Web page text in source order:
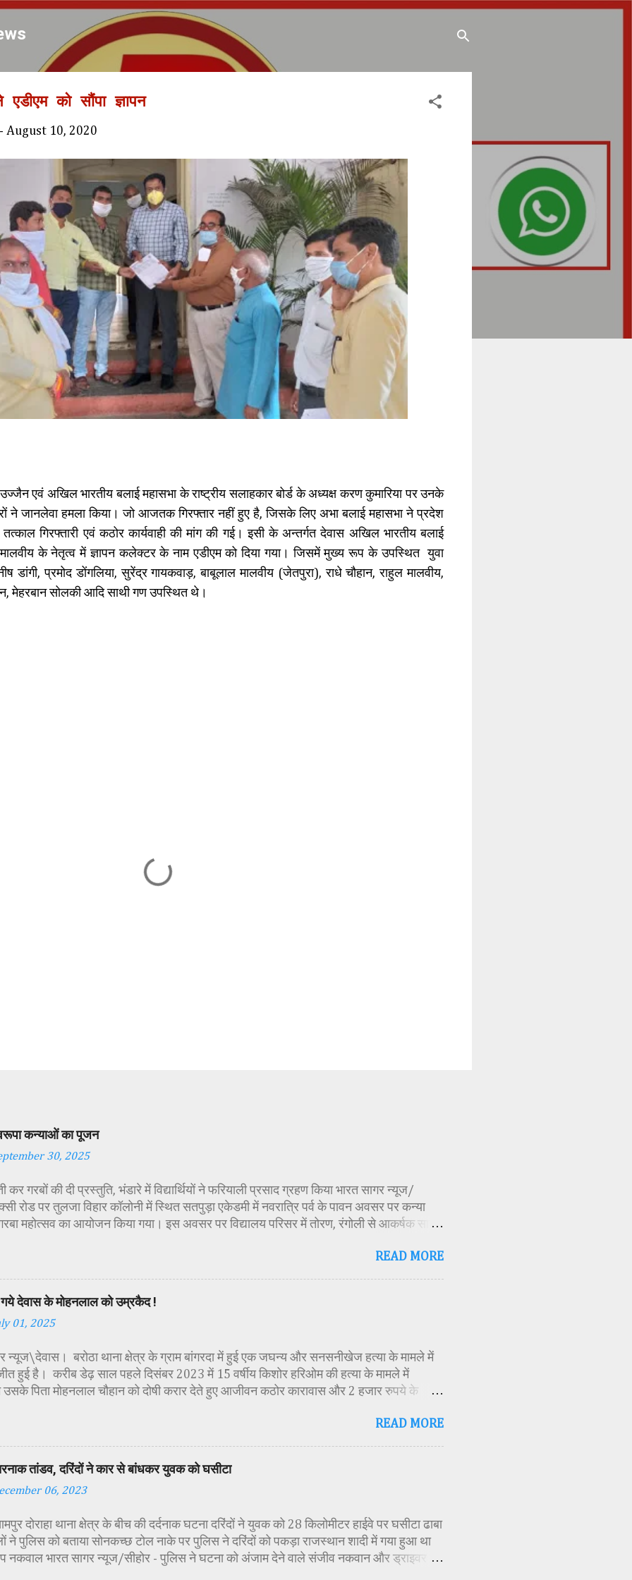
Skip to main content
को सौंपा ज्ञापन
- August 10, 2020
एवं अखिल भारतीय बलाई महासभा के राष्ट्रीय सलाहकार बोर्ड के अध्यक्ष करण कुमारिया पर उनके
ने जानलेवा हमला किया। जो आजतक गिरफ्तार नहीं हुए है, जिसके लिए अभा बलाई महासभा ने प्रदेश
तत्काल गिरफ्तारी एवं कठोर कार्यवाही की मांग की गई। इसी के अन्तर्गत देवास अखिल भारतीय बलाई
मालवीय के नेतृत्व में ज्ञापन कलेक्टर के नाम एडीएम को दिया गया। जिसमें मुख्य रूप के उपस्थित युवा
डांगी, प्रमोद डोंगलिया, सुरेंद्र गायकवाड़, बाबूलाल मालवीय (जेतपुरा), राधे चौहान, राहुल मालवीय,
मेहरबान सोलकी आदि साथी गण उपस्थित थे।
कन्याओं का पूजन
30, 2025
कर गरबों की दी प्रस्तुति, भंडारे में विद्यार्थियों ने फरियाली प्रसाद ग्रहण किया भारत सागर न्यूज/
रोड पर तुलजा विहार कॉलोनी में स्थित सतपुड़ा एकेडमी में नवरात्रि पर्व के पावन अवसर पर कन्या
महोत्सव का आयोजन किया गया। इस अवसर पर विद्यालय परिसर में तोरण, रंगोली से आकर्षक साज-
पॉलिटेक्निक कॉलेज प्राचार्य डा. सोनल भाटी, वैभव विहार शिक्षा समिति अध्यक्ष एवं भाजपा जिला
यादव, महिला बाल विकास विभाग पर्यवेक्षक कविता ठाकुर ने मातारानी की मूर्ति एवं अखंड ज्योत का
पूजन-अर्चन किया। पं. मयंक द्विवेदी के आचार्यत्व में वैदिक मंत्रोच्चार के बीच देवी शक्ति स्वरूपा
विधिविधान पूर्वक पूजन-अर्चन किया गया। कार्यक्रम में अतिथिजनों ने वैदिक मंत्रोच्चार के बीच देवी
READ MORE
देवास के मोहनलाल को उम्रकैद !
01, 2025
न्यूज\देवास। बरोठा थाना क्षेत्र के ग्राम बांगरदा में हुई एक जघन्य और सनसनीखेज हत्या के मामले में
हुई है। करीब डेढ़ साल पहले दिसंबर 2023 में 15 वर्षीय किशोर हरिओम की हत्या के मामले में
पिता मोहनलाल चौहान को दोषी करार देते हुए आजीवन कठोर कारावास और 2 हजार रुपये के
था। शव की हालत देख कर ही यह स्पष्ट हो गया था, कि हत्या बेहद नृशंस तरीके से की गई है। जांच के
परेशान होकर आरोपी पिता ने अपने ही बेटे को रास्ते से हटाने की योजना बनाई और हत्या को अंजाम
जांच में पता चला कि मोहनलाल ने पहले बेटे का गला रस्सी से घोंटा, फिर दराते से उसके दोनों हाथ काट
को बोरवेल में फेंक दिया, ताकि सबूत छिपाया जा सके। यह भी पढ़े :
को देख...
READ MORE
तांडव, दरिंदों ने कार से बांधकर युवक को घसीटा
06, 2023
दोराहा थाना क्षेत्र के बीच की दर्दनाक घटना दरिंदों ने युवक को 28 किलोमीटर हाईवे पर घसीटा ढाबा
ने पुलिस को बताया सोनकच्छ टोल नाके पर पुलिस ने दरिंदों को पकड़ा राजस्थान शादी में गया हुआ था
नकवाल भारत सागर न्यूज/सीहोर - पुलिस ने घटना को अंजाम देने वाले संजीव नकवान और ड्राइवर